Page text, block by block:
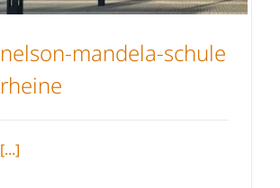
nelson-mandela-schule
rheine
[...]